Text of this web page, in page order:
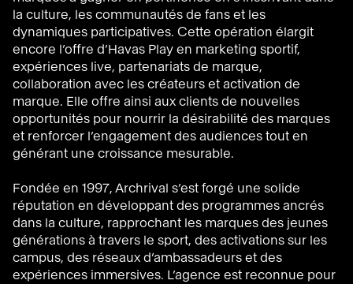
la culture, les communautés de fans et les
dynamiques participatives. Cette opération élargit
encore l’offre d’Havas Play en marketing sportif,
expériences live, partenariats de marque,
collaboration avec les créateurs et activation de
marque. Elle offre ainsi aux clients de nouvelles
opportunités pour nourrir la désirabilité des marques
et renforcer l’engagement des audiences tout en
générant une croissance mesurable.
Fondée en 1997, Archrival s’est forgé une solide
réputation en développant des programmes ancrés
dans la culture, rapprochant les marques des jeunes
générations à travers le sport, des activations sur les
campus, des réseaux d’ambassadeurs et des
expériences immersives. L’agence est reconnue pour